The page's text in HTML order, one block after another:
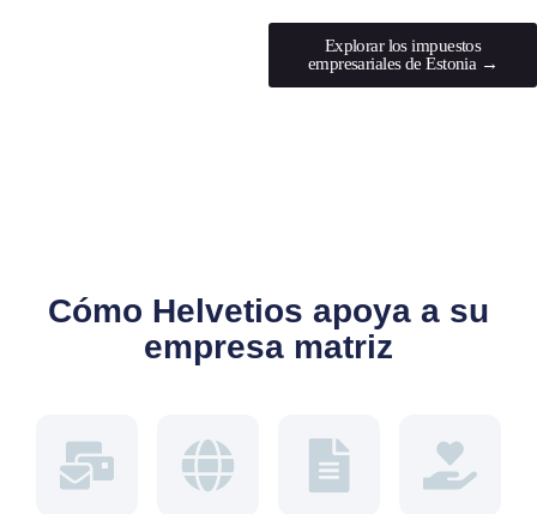
Explorar los impuestos
empresariales de Estonia →
Cómo Helvetios apoya a su
empresa matriz